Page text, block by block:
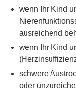
wenn Ihr Kind
ausreichend
wenn Ihr Kind
schwere
oder